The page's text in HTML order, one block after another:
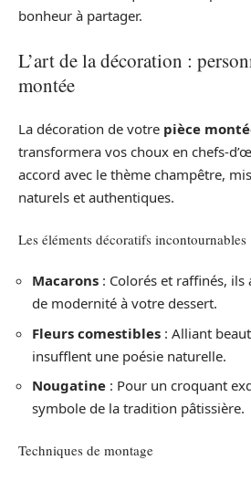
bonheur à partager.
L’art de la décoration :
montée
La décoration de votre pièce
transformera vos choux en chefs-
accord avec le thème champêtre,
naturels et authentiques.
Les éléments décoratifs incontournables
Macarons : Colorés et raffinés,
de modernité à votre dessert.
Fleurs comestibles : Alliant
insufflent une poésie naturelle.
Nougatine : Pour un croquant
symbole de la tradition pâtissière.
Techniques de montage